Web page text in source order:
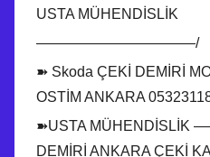
USTA MÜHENDİSLİK
———————————/
➽ Skoda ÇEKİ DEMİRİ
OSTİM ANKARA
➽USTA
DEMİRİ ANKARA ÇEKİ